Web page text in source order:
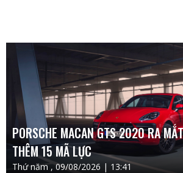
PORSCHE MACAN GTS 2020 RA
THÊM 15 MÃ LỰC
Thứ năm , 09/08/2026 | 13:41